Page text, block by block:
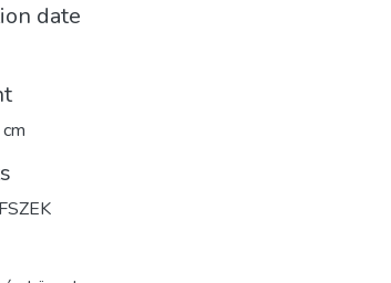
date